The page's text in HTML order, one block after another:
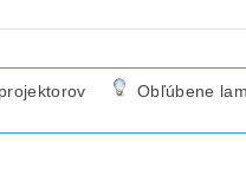
Obľúbene